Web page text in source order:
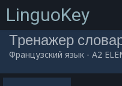
LinguoKey
Тренажер
Французский язык - A2
0/0/0/0 0(0.00%)